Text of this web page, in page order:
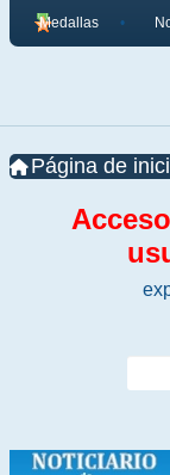
Medallas
Página de